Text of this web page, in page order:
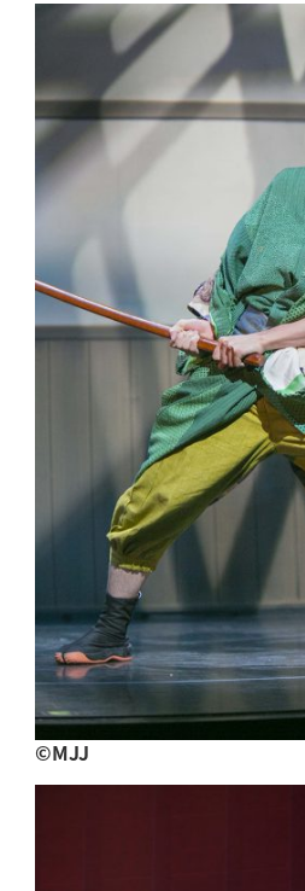
©︎MJJ